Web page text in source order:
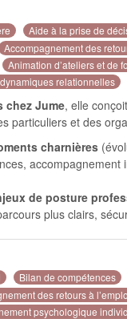
Aide à la prise de
Accompagnement des
Animation d’ateliers et de
relationnelles
chez Jume, elle
particuliers et des
charnières
accompagnement
de posture
plus clairs,
Bilan de compétences
des retours à
psychologique